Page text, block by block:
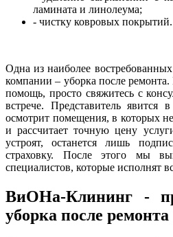
ламината и линолеума;
- чистку ковровых покрытий.
Одна из наиболее
компании – уборка после
помощь, просто свяжитесь с
встрече. Представитель явится
осмотрит помещения, в которых
и рассчитает точную цену
устроят, останется лишь
страховку. После этого мы
специалистов, которые исполнят
ВиОНа-Клининг -
уборка после